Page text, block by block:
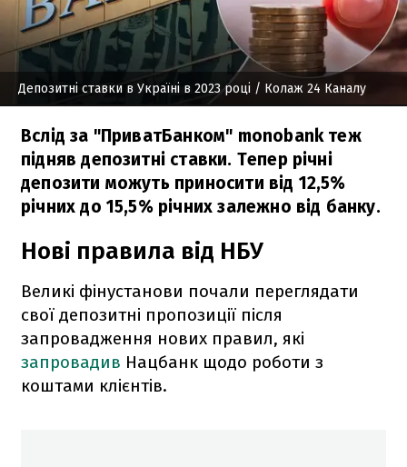
Депозитні ставки в Україні в 2023 році / Колаж 24 Каналу
Вслід за "ПриватБанком" monobank теж
підняв депозитні ставки. Тепер річні
депозити можуть приносити від 12,5%
річних до 15,5% річних залежно від банку.
Нові правила від НБУ
Великі фінустанови почали переглядати
свої депозитні пропозиції після
запровадження нових правил, які
запровадив Нацбанк щодо роботи з
коштами клієнтів.